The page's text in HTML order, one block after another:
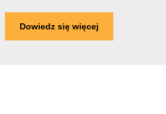
Dowiedz się więcej